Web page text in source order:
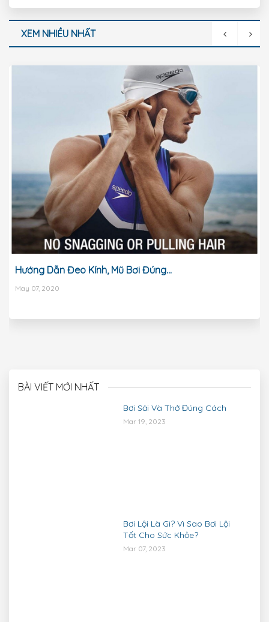
XEM NHIỀU NHẤT
Hướng Dẫn Đeo Kính, Mũ Bơi Đúng...
May 07, 2020
BÀI VIẾT MỚI NHẤT
Bơi Sải Và Thở Đúng Cách
Mar 19, 2023
Bơi Lội Là Gì? Vì Sao Bơi Lội
Tốt Cho Sức Khỏe?
Mar 07, 2023